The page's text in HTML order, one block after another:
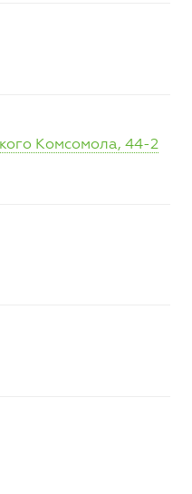
Комсомола, 44-2